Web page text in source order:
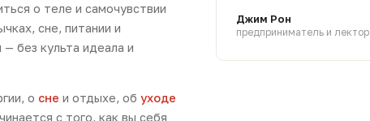
о теле и самочувствии
сне, питании и
без культа идеала и
о сне и отдыхе, об уходе
с того, как вы себя
Джим Рон
предприниматель и лектор